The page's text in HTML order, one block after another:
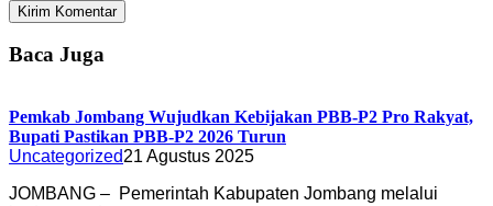
Baca Juga
Pemkab Jombang Wujudkan Kebijakan PBB-P2 Pro Rakyat,
Bupati Pastikan PBB-P2 2026 Turun
Uncategorized21 Agustus 2025
JOMBANG – Pemerintah Kabupaten Jombang melalui